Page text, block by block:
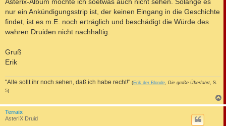
nur ein Ankündigungsstrip ist, der keinen Eingang in die Geschichte
findet, ist es m.E. noch erträglich und beschädigt die Würde des
wahren Druiden nicht nachhaltig.
Gruß
Erik
"Alle sollt ihr noch sehen, daß ich habe recht!" (Erik der Blonde, Die große Überfahrt, S.
5)
a
Terraix
AsterIX Druid